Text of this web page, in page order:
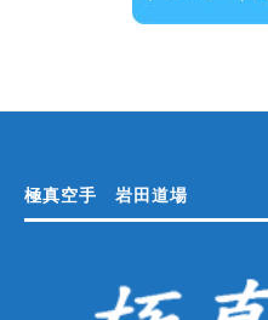
極真空手 岩田道場